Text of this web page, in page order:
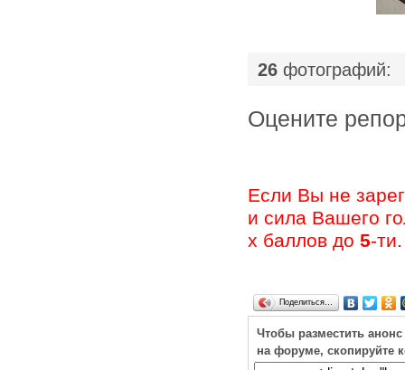
26 фотографий:
Оцените
Если Вы не
и сила Вашего
х баллов до 5-ти.
Поделиться…
Чтобы разместить
на форуме, скопируйте